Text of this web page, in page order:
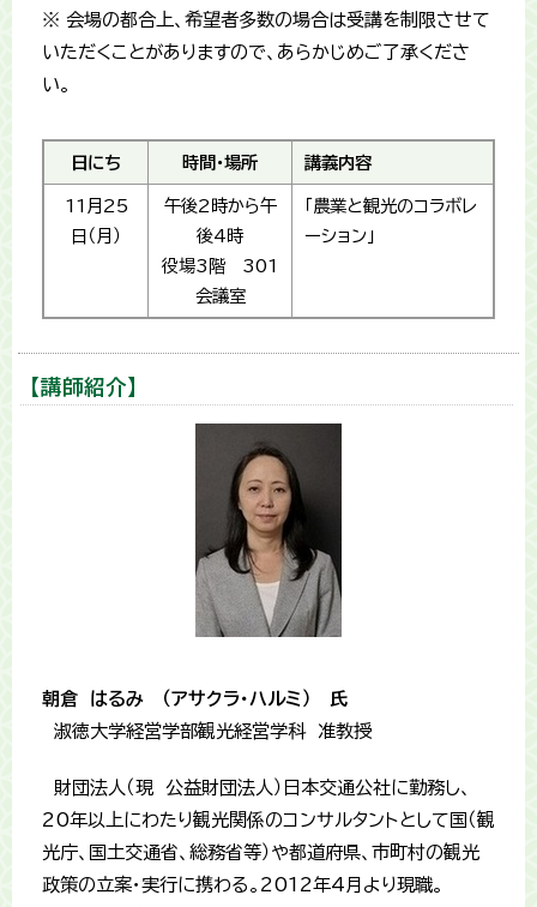
※ 会場の都合上、希望者多数の場合は受講を制限させて
いただくことがありますので、あらかじめご了承くださ
い。
日にち 時間・場所 講義内容
11月25
日（月）
午後2時から午
後4時
役場3階 301
会議室
「農業と観光のコラボレ
ーション」
【講師紹介】
朝倉 はるみ （アサクラ・ハルミ） 氏
淑徳大学経営学部観光経営学科 准教授
財団法人（現 公益財団法人）日本交通公社に勤務し、
20年以上にわたり観光関係のコンサルタントとして国（観
光庁、国土交通省、総務省等）や都道府県、市町村の観光
政策の立案・実行に携わる。2012年4月より現職。